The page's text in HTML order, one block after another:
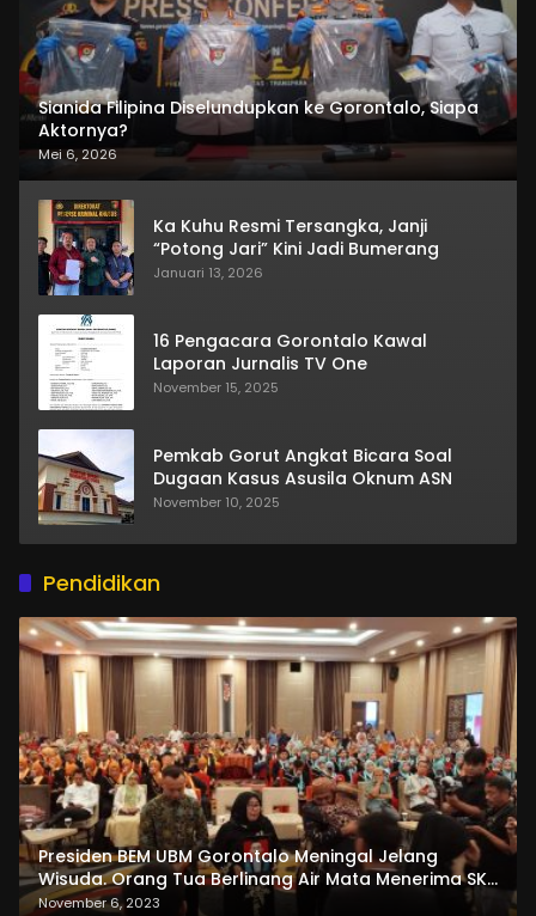
Sianida Filipina Diselundupkan ke Gorontalo, Siapa
Aktornya?
Mei 6, 2026
Ka Kuhu Resmi Tersangka, Janji
“Potong Jari” Kini Jadi Bumerang
Januari 13, 2026
16 Pengacara Gorontalo Kawal
Laporan Jurnalis TV One
November 15, 2025
Pemkab Gorut Angkat Bicara Soal
Dugaan Kasus Asusila Oknum ASN
November 10, 2025
Pendidikan
Presiden BEM UBM Gorontalo Meningal Jelang
Wisuda. Orang Tua Berlinang Air Mata Menerima SKL
dan Pemasangan Salempang
November 6, 2023